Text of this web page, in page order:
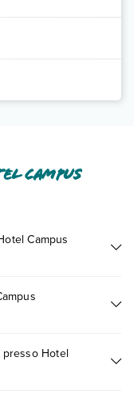
Campus
Campus
tutte nella
ecc). Per
e scegli
Hotel